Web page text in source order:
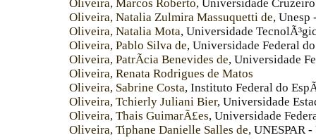
Oliveira, Marcos Roberto, Universidade
Oliveira, Natalia Zulmira Massuquetti de, Unesp
Oliveira, Natalia Mota, Universidade
Oliveira, Pablo Silva de, Universidade Federal
Oliveira, PatrÃ­cia Benevides de, Universidade
Oliveira, Renata Rodrigues de Matos
Oliveira, Sabrine Costa, Instituto Federal do
Oliveira, Tchierly Juliani Bier, Universidade
Oliveira, Thais GuimarÃ£es, Universidade
Oliveira, Tiphane Danielle Salles de, UNESPAR